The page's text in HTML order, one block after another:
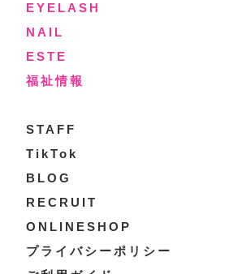
EYELASH
NAIL
ESTE
福祉情報
STAFF
TikTok
BLOG
RECRUIT
ONLINESHOP
プライバシーポリシー